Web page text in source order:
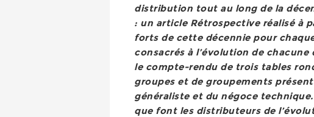
distribution tout au long de la
: un article Rétrospective réalisé à
forts de cette décennie pour
consacrés à l’évolution de
le compte-rendu de trois tables
groupes et de groupements
généraliste et du négoce
que font les distributeurs de